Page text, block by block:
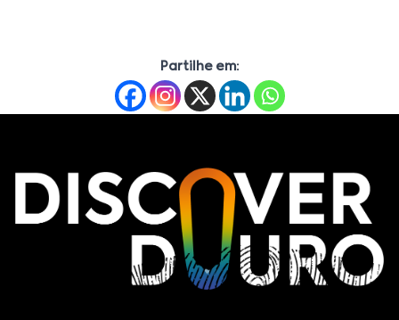
Partilhe em: